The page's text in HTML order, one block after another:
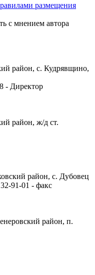
размещения
с мнением автора
район, с. Кудрявщино,
- Директор
район, ж/д ст.
район, с. Дубовец
91-01 - факс
район, п.